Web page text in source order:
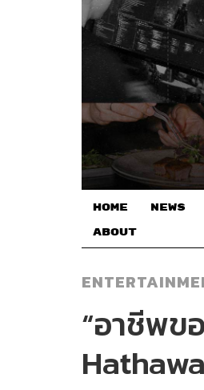
HOME NEWS
ABOUT
“อาชีพข